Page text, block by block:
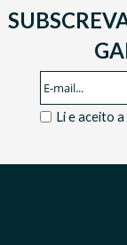
Li e aceito a